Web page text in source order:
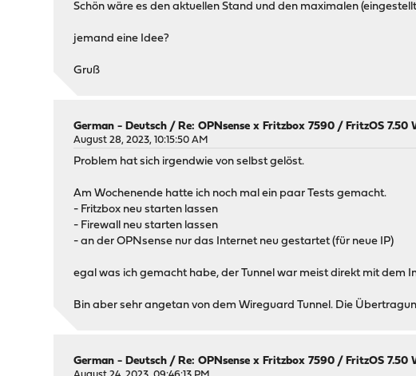
Schön wäre es den aktuellen Stand und den maximalen
jemand eine Idee?
Gruß
German - Deutsch /Re: OPNsense x Fritzbox 7590 / FritzOS 7.50
August 28, 2023, 10:15:50 AM
Problem hat sich irgendwie von selbst gelöst.
Am Wochenende hatte ich noch mal ein paar Tests gemacht.
- Fritzbox neu starten lassen
- Firewall neu starten lassen
- an der OPNsense nur das Internet neu gestartet (für neue IP)
egal was ich gemacht habe, der Tunnel war meist direkt mit
Bin aber sehr angetan von dem Wireguard Tunnel. Die
German - Deutsch /Re: OPNsense x Fritzbox 7590 / FritzOS 7.50